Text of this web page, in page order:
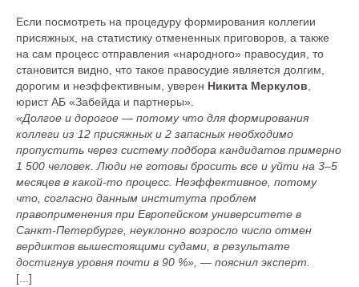
Если посмотреть на процедуру формирования коллегии
присяжных, на статистику отмененных приговоров, а также
на сам процесс отправления «народного» правосудия, то
становится видно, что такое правосудие является долгим,
дорогим и неэффективным, уверен Никита Меркулов
юрист АБ «Забейда и партнеры».
«Долгое и дорогое — потому что для формирования
коллеги из 12 присяжных и 2 запасных необходимо
пропустить через систему подбора кандидатов примерно
1 500 человек. Люди не готовы бросить все и уйти на 3–5
месяцев в какой-то процесс. Неэффективное, потому
что, согласно данным института проблем
правоприменения при Европейском университете в
Санкт-Петербурге, неуклонно возросло число отмен
вердиктов вышестоящими судами, в результате
достигнув уровня почти в 90 %», — пояснил эксперт.
[...]
Меню сайта
Услуги
О Бюро
Карьера
Команда